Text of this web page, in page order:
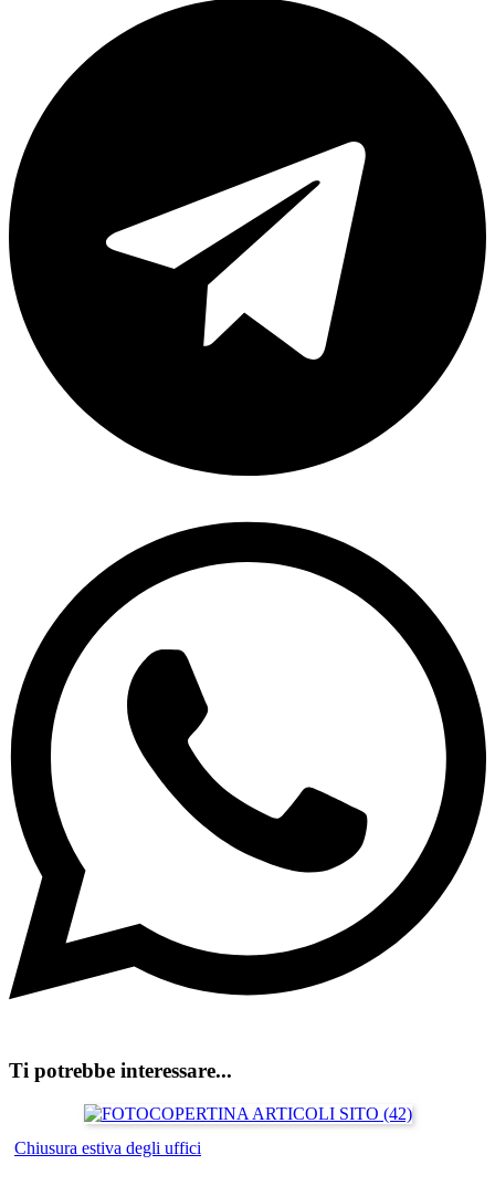
Ti potrebbe interessare...
Chiusura estiva degli uffici